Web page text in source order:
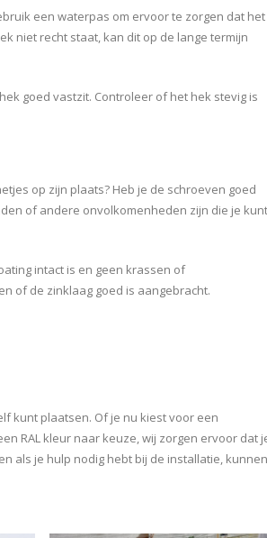
een waterpas om ervoor te zorgen dat het
niet recht staat, kan dit op de lange termijn
goed vastzit. Controleer of het hek stevig is
op zijn plaats? Heb je de schroeven goed
of andere onvolkomenheden zijn die je kunt
intact is en geen krassen of
of de zinklaag goed is aangebracht.
kunt plaatsen. Of je nu kiest voor een
RAL kleur naar keuze, wij zorgen ervoor dat
als je hulp nodig hebt bij de installatie, kunnen